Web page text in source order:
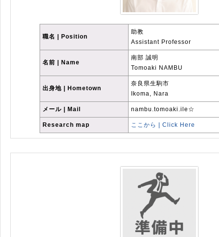
職名 | Position
助教
Assistant Professor
名前 | Name
南部 誠明
Tomoaki NAMBU
出身地 | Hometown
奈良県生駒市
Ikoma, Nara
メール | Mail nambu.tomoaki.ile☆
Research map ここから | Click Here